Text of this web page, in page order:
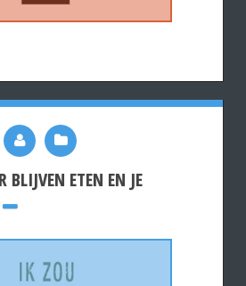
BLIJVEN ETEN EN JE